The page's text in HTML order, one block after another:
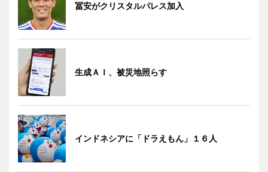
冨安がクリスタルパレス加入
生成ＡＩ、被災地照らす
インドネシアに「ドラえもん」１６人